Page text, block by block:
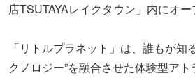
店TSUTAYAレイクタウン」内にオー
「リトルプラネット」は、誰もが知
クノロジー”を融合させた体験型ア